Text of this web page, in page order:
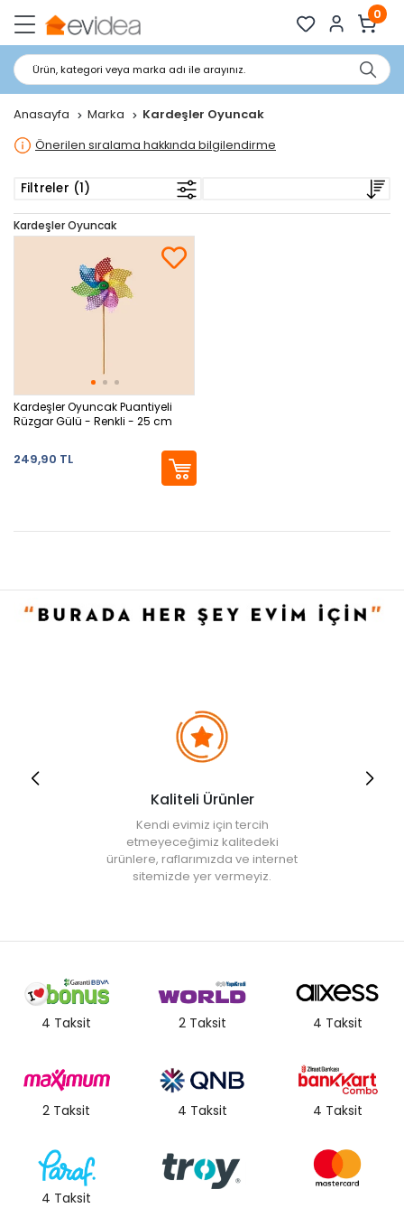
0
Ürün, kategori veya marka adı ile arayınız.
Anasayfa Marka Kardeşler Oyuncak
Önerilen sıralama hakkında bilgilendirme
Filtreler (1)
Kardeşler Oyuncak
Kardeşler Oyuncak Puantiyeli
Rüzgar Gülü - Renkli - 25 cm
249,90 TL
Kaliteli Ürünler
Kendi evimiz için tercih
etmeyeceğimiz kalitedeki
ürünlere, raflarımızda ve internet
sitemizde yer vermeyiz.
4 Taksit 2 Taksit 4 Taksit
2 Taksit 4 Taksit 4 Taksit
4 Taksit